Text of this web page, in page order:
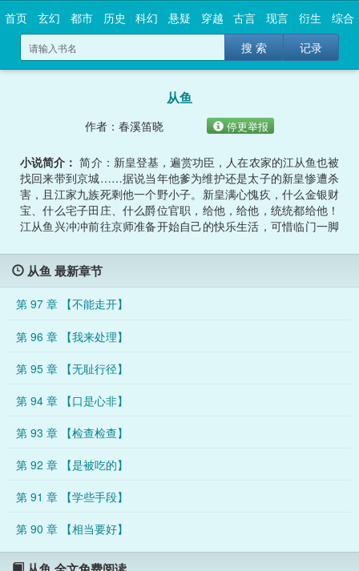
首页 玄幻 都市 历史 科幻 悬疑 穿越 古言 现言 衍生
综合
搜 索
记录
从鱼
作者：春溪笛晓 停更举报
小说简介： 简介：新皇登基，遍赏功臣，人在农家的江从鱼也被
找回来带到京城……据说当年他爹为维护还是太子的新皇惨遭杀
害，且江家九族死剩他一个野小子。新皇满心愧疚，什么金银财
宝、什么宅子田庄、什么爵位官职，给他，给他，统统都给他！
江从鱼兴冲冲前往京师准备开始自己的快乐生活，可惜临门一脚
朝之前，江从鱼要先到国子监混个学历。江从鱼：？江从鱼：谁
告诉你们我不识字的？算了，到国子监上学也不错，每天上上课
，读读书，逗逗同窗，偶尔还能偷偷摸摸翻墙出去谈个恋爱。…
…
从鱼 最新章节
第 97 章 【不能走开】
第 96 章 【我来处理】
第 95 章 【无耻行径】
第 94 章 【口是心非】
第 93 章 【检查检查】
第 92 章 【是被吃的】
第 91 章 【学些手段】
第 90 章 【相当要好】